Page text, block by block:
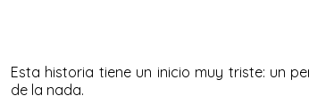
Esta historia tiene un inicio muy triste: un
de la nada.